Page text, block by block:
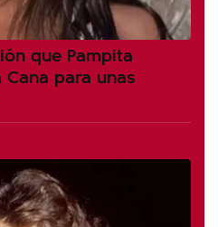
que Pampita
para unas